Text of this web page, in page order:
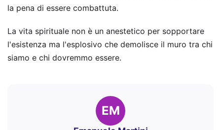
la pena di essere combattuta.
La vita spirituale non è un anestetico per sopportare
l'esistenza ma l'esplosivo che demolisce il muro tra chi
siamo e chi dovremmo essere.
EM